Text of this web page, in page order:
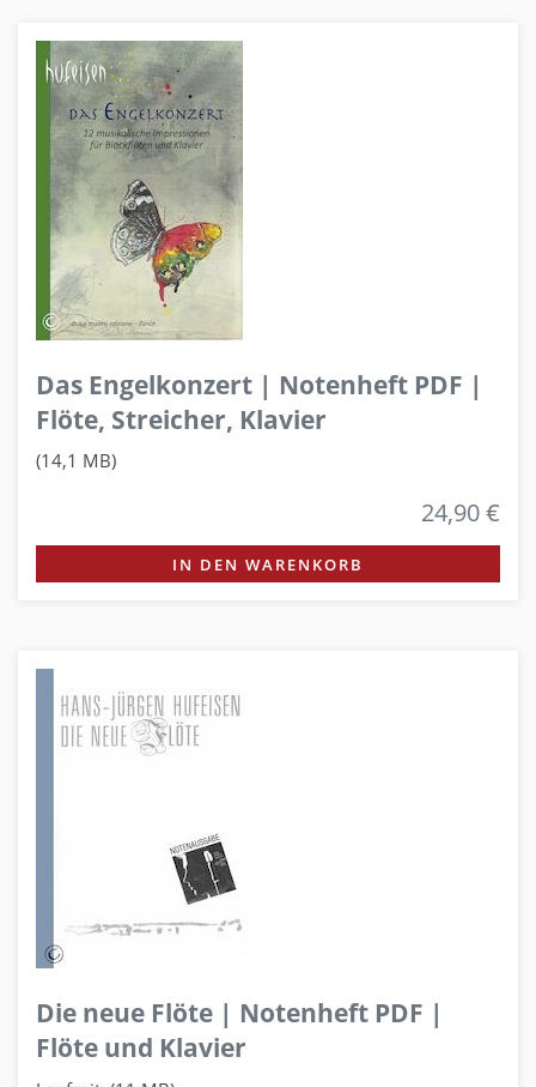
Das Engelkonzert | Notenheft PDF |
Flöte, Streicher, Klavier
(14,1 MB)
24,90 €
IN DEN WARENKORB
Die neue Flöte | Notenheft PDF |
Flöte und Klavier